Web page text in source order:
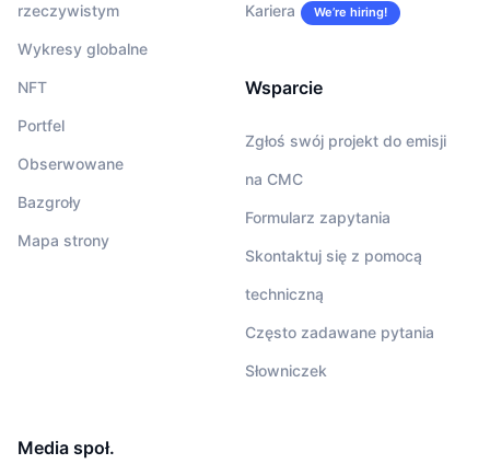
rzeczywistym
Wykresy globalne
NFT
Portfel
Obserwowane
Bazgroły
Mapa strony
Kariera We’re hiring!
Wsparcie
Zgłoś swój projekt do emisji
na CMC
Formularz zapytania
Skontaktuj się z pomocą
techniczną
Często zadawane pytania
Słowniczek
Media społ.